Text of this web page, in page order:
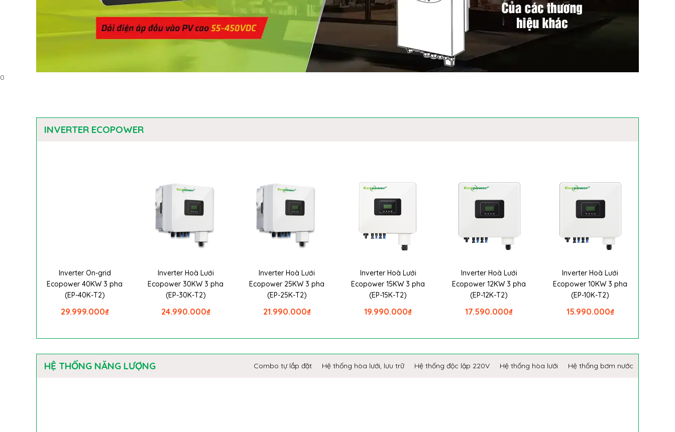
0
INVERTER ECOPOWER
Inverter On-grid
Ecopower 40KW 3 pha
(EP-40K-T2)
₫
29.999.000
Inverter Hoà Lưới
Ecopower 30KW 3 pha
(EP-30K-T2)
₫
24.990.000
Inverter Hoà Lưới
Ecopower 25KW 3 pha
(EP-25K-T2)
₫
21.990.000
Inverter Hoà Lưới
Ecopower 15KW 3 pha
(EP-15K-T2)
₫
19.990.000
Inverter Hoà Lưới
Ecopower 12KW 3 pha
(EP-12K-T2)
₫
17.590.000
Inverter Hoà Lưới
Ecopower 10KW 3 pha
(EP-10K-T2)
₫
15.990.000
HỆ THỐNG NĂNG LƯỢNG Combo tự lắp đặt Hệ thống hòa lưới, lưu trữ Hệ thống độc lập 220V Hệ thống hòa lưới Hệ thống bơm nước